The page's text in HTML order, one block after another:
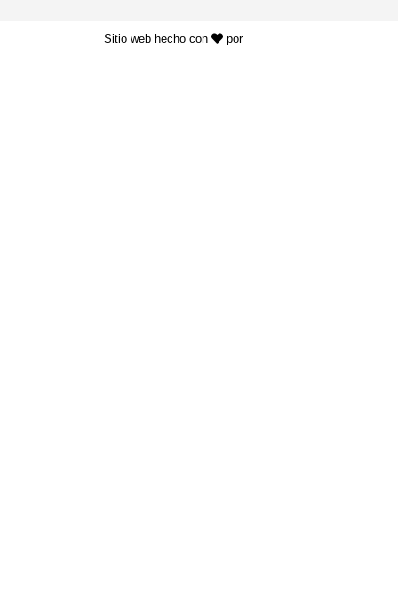
Sitio web hecho con por